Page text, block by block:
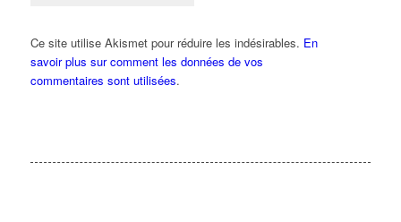
Ce site utilise Akismet pour réduire les indésirables. En
savoir plus sur comment les données de vos
commentaires sont utilisées.